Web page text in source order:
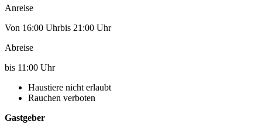
Anreise
Von 16:00 Uhrbis 21:00 Uhr
Abreise
bis 11:00 Uhr
Haustiere nicht erlaubt
Rauchen verboten
Gastgeber